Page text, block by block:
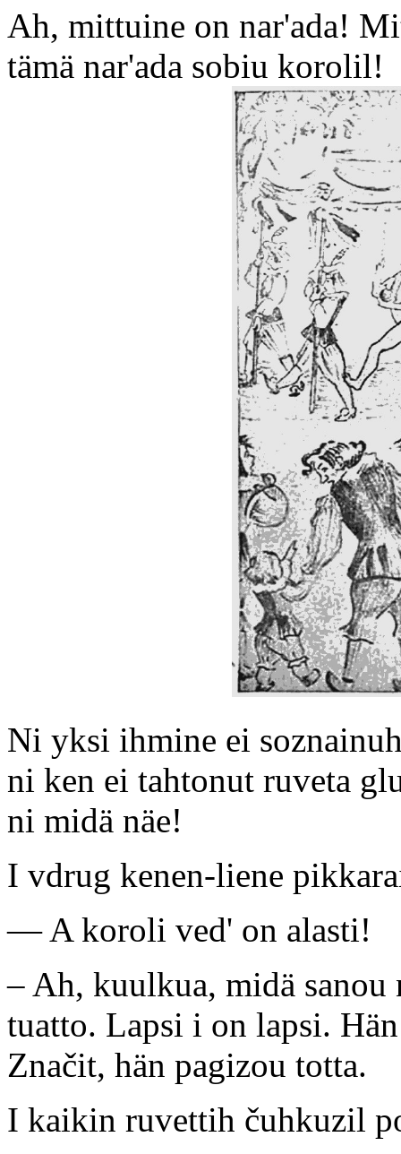
Ah, mittuine on nar'ada!
tämä nar'ada sobiu korolil!
Ni yksi ihmine ei
ni ken ei tahtonut ruveta
ni midä näe!
I vdrug kenen-liene
— A koroli ved' on alasti!
– Ah, kuulkua, midä
tuatto. Lapsi i on lapsi.
Značit, hän pagizou totta.
I kaikin ruvettih čuhkuzil